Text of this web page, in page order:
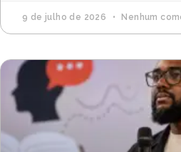
9 de julho de 2026 Nenhum